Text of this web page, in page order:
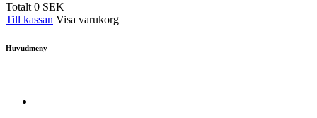
Totalt0 SEK
Till kassan Visa varukorg
Huvudmeny